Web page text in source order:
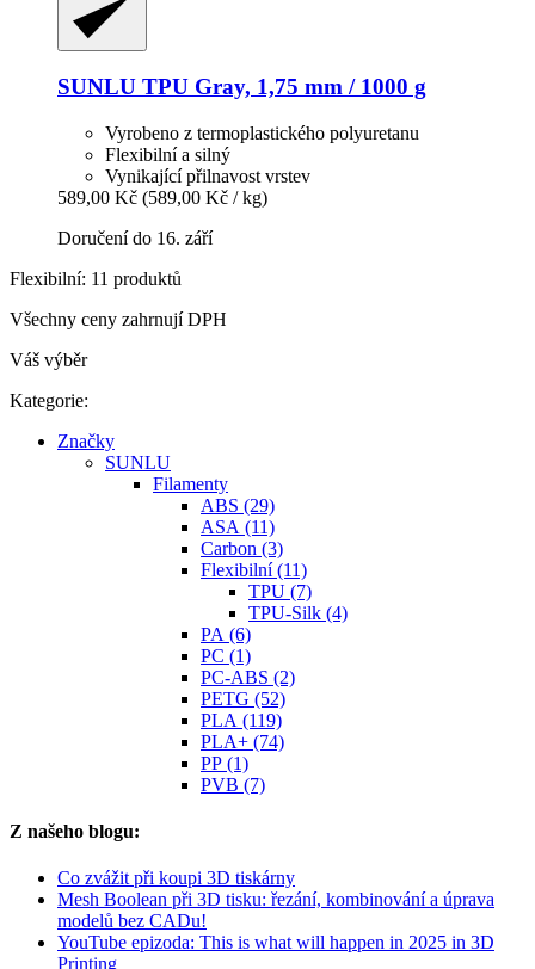
SUNLU TPU Gray, 1,75 mm / 1000 g
Vyrobeno z termoplastického polyuretanu
Flexibilní a silný
Vynikající přilnavost vrstev
589,00 Kč (589,00 Kč / kg)
Doručení do 16. září
Flexibilní: 11 produktů
Všechny ceny zahrnují DPH
Váš výběr
Kategorie:
Značky
SUNLU
Filamenty
ABS (29)
ASA (11)
Carbon (3)
Flexibilní (11)
TPU (7)
TPU-Silk (4)
PA (6)
PC (1)
PC-ABS (2)
PETG (52)
PLA (119)
PLA+ (74)
PP (1)
PVB (7)
Z našeho blogu:
Co zvážit při koupi 3D tiskárny
Mesh Boolean při 3D tisku: řezání, kombinování a úprava
modelů bez CADu!
YouTube epizoda: This is what will happen in 2025 in 3D
Printing